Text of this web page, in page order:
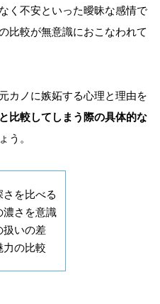
く不安といった曖昧な感情で
比較が無意識におこなわれて
カノに嫉妬する心理と理由を
比較してしまう際の具体的な
う。
さを比べる
濃さを意識
扱いの差
力の比較